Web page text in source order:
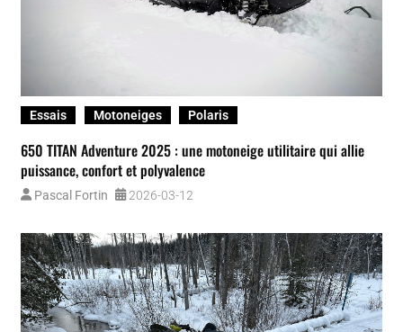
Essais Motoneiges Polaris
650 TITAN Adventure 2025 : une motoneige utilitaire qui allie
puissance, confort et polyvalence
Pascal Fortin 2026-03-12